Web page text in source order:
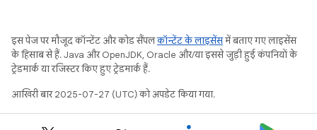
इस पेज पर मौजूद कॉन्टेंट और कोड सैंपलकॉन्टेंट के लाइसेंसमें बताए गए लाइसेंस
के हिसाब से हैं. Java और OpenJDK, Oracle और/या इससे जुड़ी हुई कंपनियों के
ट्रेडमार्क या रजिस्टर किए हुए ट्रेडमार्क हैं.
आखिरी बार 2025-07-27 (UTC) को अपडेट किया गया.